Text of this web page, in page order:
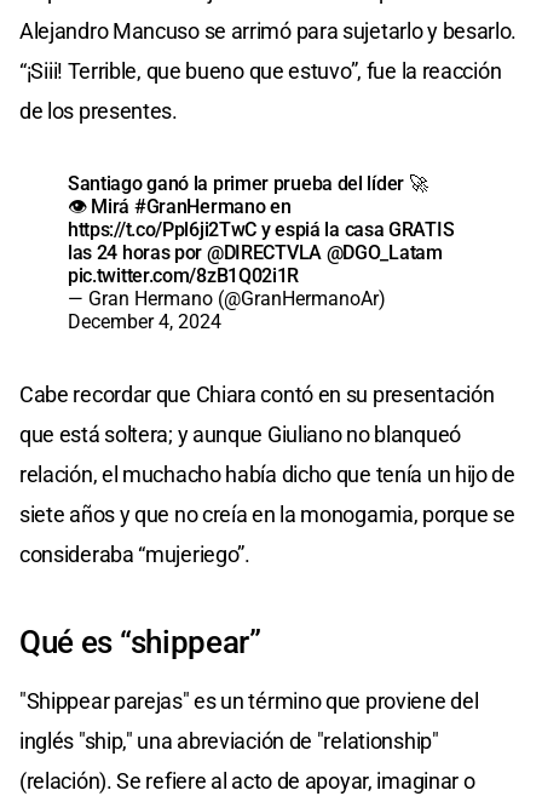
Alejandro Mancuso se arrimó para sujetarlo y besarlo.
“¡Siii! Terrible, que bueno que estuvo”, fue la reacción
de los presentes.
Santiago ganó la primer prueba del líder 🚀
👁 Mirá #GranHermanoen
https://t.co/Ppl6ji2TwC y espiá la casa GRATIS
las 24 horas por @DIRECTVLA @DGO_Latam
pic.twitter.com/8zB1Q02i1R
— Gran Hermano (@GranHermanoAr)
December 4, 2024
Cabe recordar que Chiara contó en su presentación
que está soltera; y aunque Giuliano no blanqueó
relación, el muchacho había dicho que tenía un hijo de
siete años y que no creía en la monogamia, porque se
consideraba “mujeriego”.
Qué es “shippear”
"Shippear parejas" es un término que proviene del
inglés "ship," una abreviación de "relationship"
(relación). Se refiere al acto de apoyar, imaginar o